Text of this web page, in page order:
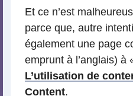
Et ce n’est
parce que, autre
également une page
emprunt à l’anglais) à
L’utilisation de
Content.